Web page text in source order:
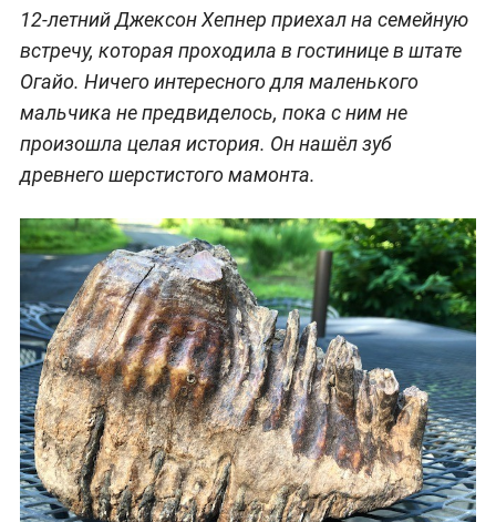
12-летний Джексон Хепнер приехал на семейную
встречу, которая проходила в гостинице в штате
Огайо. Ничего интересного для маленького
мальчика не предвиделось, пока с ним не
произошла целая история. Он нашёл зуб
древнего шерстистого мамонта.